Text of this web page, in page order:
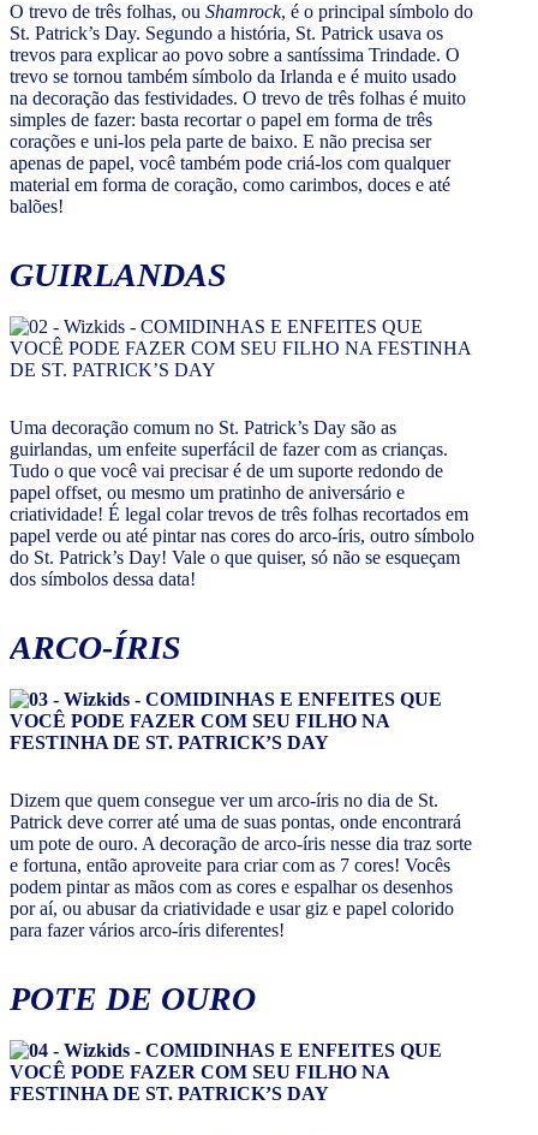
O trevo de três folhas, ou Shamrock, é o principal símbolo do
St. Patrick’s Day. Segundo a história, St. Patrick usava os
trevos para explicar ao povo sobre a santíssima Trindade. O
trevo se tornou também símbolo da Irlanda e é muito usado
na decoração das festividades. O trevo de três folhas é muito
simples de fazer: basta recortar o papel em forma de três
corações e uni-los pela parte de baixo. E não precisa ser
apenas de papel, você também pode criá-los com qualquer
material em forma de coração, como carimbos, doces e até
balões!
GUIRLANDAS
Uma decoração comum no St. Patrick’s Day são as
guirlandas, um enfeite superfácil de fazer com as crianças.
Tudo o que você vai precisar é de um suporte redondo de
papel offset, ou mesmo um pratinho de aniversário e
criatividade! É legal colar trevos de três folhas recortados em
papel verde ou até pintar nas cores do arco-íris, outro símbolo
do St. Patrick’s Day! Vale o que quiser, só não se esqueçam
dos símbolos dessa data!
ARCO-ÍRIS
Dizem que quem consegue ver um arco-íris no dia de St.
Patrick deve correr até uma de suas pontas, onde encontrará
um pote de ouro. A decoração de arco-íris nesse dia traz sorte
e fortuna, então aproveite para criar com as 7 cores! Vocês
podem pintar as mãos com as cores e espalhar os desenhos
por aí, ou abusar da criatividade e usar giz e papel colorido
para fazer vários arco-íris diferentes!
POTE DE OURO